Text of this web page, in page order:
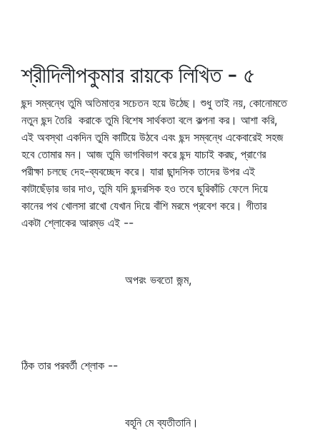
শ্রীদিলীপকুমার রায়কে লিখিত - ৫
ছন্দ সম্বন্ধে তুমি অতিমাত্র সচেতন হয়ে উঠেছ। শুধু তাই নয়, কোনোমতে
নতুন ছন্দ তৈরি করাকে তুমি বিশেষ সার্থকতা বলে কল্পনা কর। আশা করি,
এই অবস্থা একদিন তুমি কাটিয়ে উঠবে এবং ছন্দ সম্বন্ধে একেবারেই সহজ
হবে তোমার মন। আজ তুমি ভাগবিভাগ করে ছন্দ যাচাই করছ, প্রাণের
পরীক্ষা চলছে দেহ-ব্যবচ্ছেদ করে। যারা ছান্দসিক তাদের উপর এই
কাটাছেঁড়ার ভার দাও, তুমি যদি ছন্দরসিক হও তবে ছুরিকাঁচি ফেলে দিয়ে
কানের পথ খোলসা রাখো যেখান দিয়ে বাঁশি মরমে প্রবেশ করে। গীতার
একটা শ্লোকের আরম্ভ এই --
অপরং ভবতো জন্ম,
ঠিক তার পরবর্তী শ্লোক --
বহূনি মে ব্যতীতানি।